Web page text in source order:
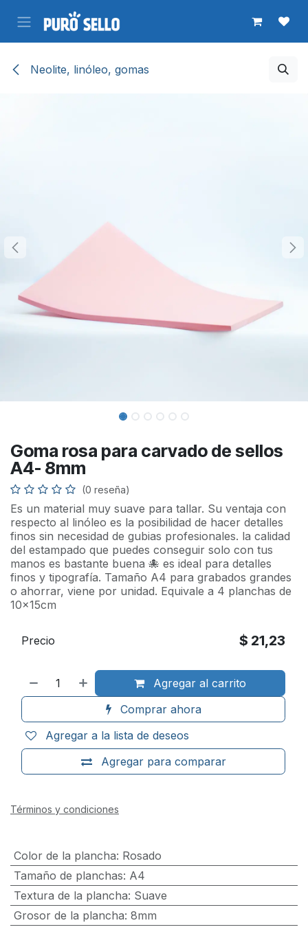
Ir al contenido
Neolite, linóleo, gomas
Goma rosa para carvado de sellos
A4- 8mm
(0 reseña)
Es un material muy suave para tallar. Su ventaja con
respecto al linóleo es la posibilidad de hacer detalles
finos sin necesidad de gubias profesionales. la calidad
del estampado que puedes conseguir solo con tus
manos es bastante buena 🐙 es ideal para detalles
finos y tipografía. Tamaño A4 para grabados grandes
o ahorrar, viene por unidad. Equivale a 4 planchas de
10x15cm
Agregar al carrito
Comprar ahora
Agregar para comparar
Agregar a la lista de deseos
Precio $ 21,23
Términos y condiciones
Color de la plancha: Rosado
Tamaño de planchas: A4
Textura de la plancha: Suave
Grosor de la plancha: 8mm